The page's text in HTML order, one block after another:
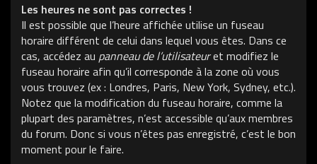
Les heures ne sont pas correctes !
Il est possible que l’heure affichée utilise un fuseau
horaire différent de celui dans lequel vous êtes. Dans ce
cas, accédez au panneau de l’utilisateuret modifiez le
fuseau horaire afin qu’il corresponde à la zone où vous
vous trouvez (ex : Londres, Paris, New York, Sydney, etc.).
Notez que la modification du fuseau horaire, comme la
plupart des paramètres, n’est accessible qu’aux membres
du forum. Donc si vous n’êtes pas enregistré, c’est le bon
moment pour le faire.